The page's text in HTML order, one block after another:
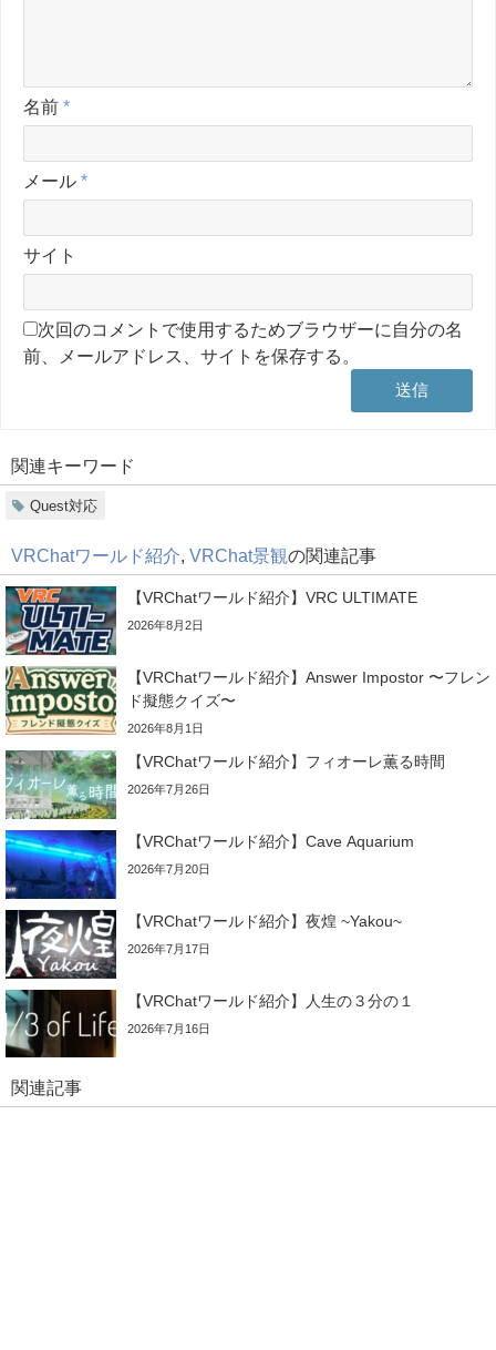
名前 *
メール *
サイト
次回のコメントで使用するためブラウザーに自分の名
前、メールアドレス、サイトを保存する。
関連キーワード
Quest対応
VRChatワールド紹介, VRChat景観の関連記事
【VRChatワールド紹介】VRC ULTIMATE
2026年8月2日
【VRChatワールド紹介】Answer Impostor 〜フレン
ド擬態クイズ〜
2026年8月1日
【VRChatワールド紹介】フィオーレ薫る時間
2026年7月26日
【VRChatワールド紹介】Cave Aquarium
2026年7月20日
【VRChatワールド紹介】夜煌 ~Yakou~
2026年7月17日
【VRChatワールド紹介】人生の３分の１
2026年7月16日
関連記事